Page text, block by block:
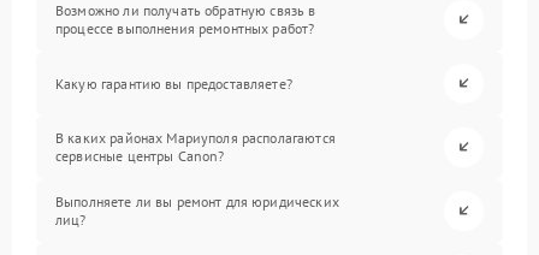
Возможно ли получать обратную связь в
процессе выполнения ремонтных работ?
Какую гарантию вы предоставляете?
В каких районах Мариуполя располагаются
сервисные центры Canon?
Выполняете ли вы ремонт для юридических
лиц?